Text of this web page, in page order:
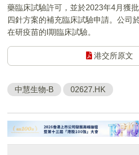
藥臨床試驗許可，並於2023年4月獲
四針方案的補充臨床試驗申請。公司
在研疫苗的I期臨床試驗。
港交所原文
中慧生物-B 02627.HK